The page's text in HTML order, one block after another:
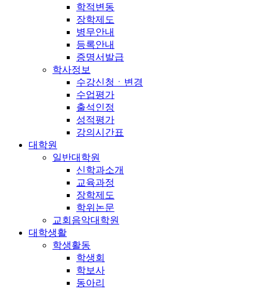
학적변동
장학제도
병무안내
등록안내
증명서발급
학사정보
수강신청ㆍ변경
수업평가
출석인정
성적평가
강의시간표
대학원
일반대학원
신학과소개
교육과정
장학제도
학위논문
교회음악대학원
대학생활
학생활동
학생회
학보사
동아리